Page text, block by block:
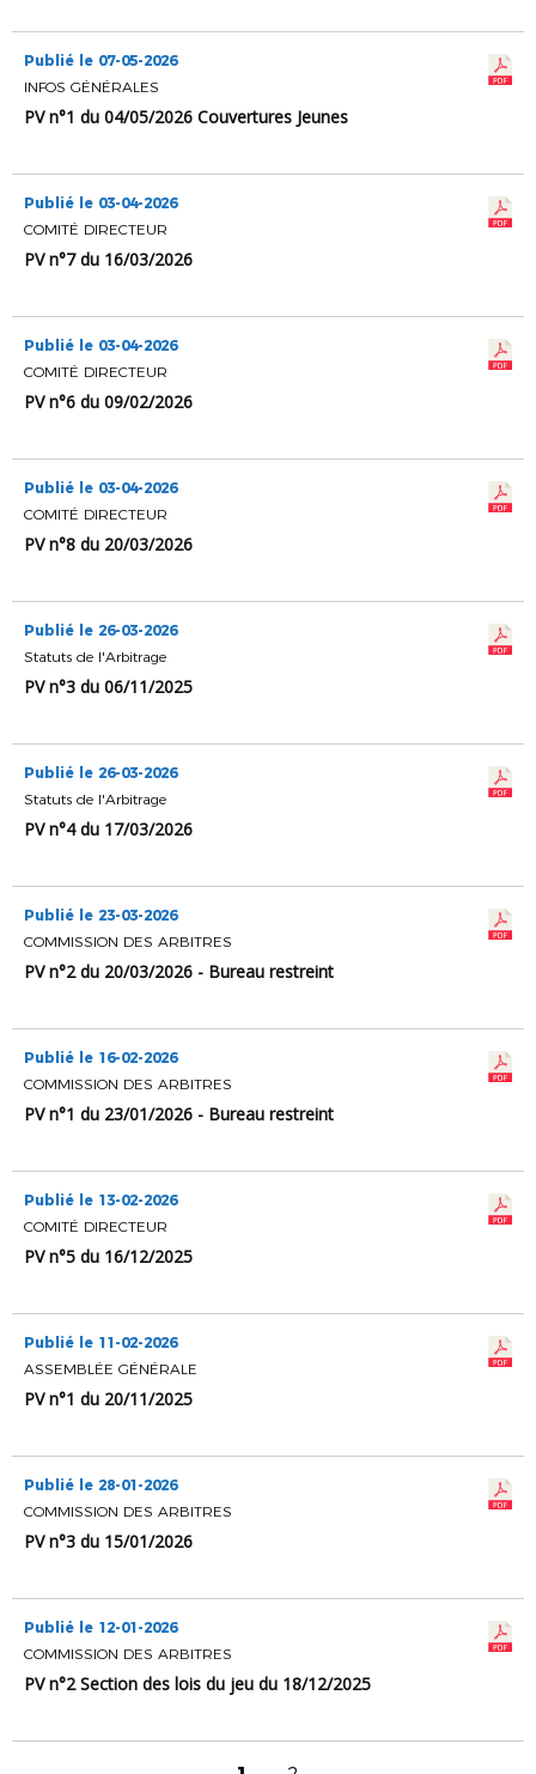
Publié le 07-05-2026
INFOS GÉNÉRALES
PV n°1 du 04/05/2026 Couvertures Jeunes
Publié le 03-04-2026
COMITÉ DIRECTEUR
PV n°7 du 16/03/2026
Publié le 03-04-2026
COMITÉ DIRECTEUR
PV n°6 du 09/02/2026
Publié le 03-04-2026
COMITÉ DIRECTEUR
PV n°8 du 20/03/2026
Publié le 26-03-2026
Statuts de l'Arbitrage
PV n°3 du 06/11/2025
Publié le 26-03-2026
Statuts de l'Arbitrage
PV n°4 du 17/03/2026
Publié le 23-03-2026
COMMISSION DES ARBITRES
PV n°2 du 20/03/2026 - Bureau restreint
Publié le 16-02-2026
COMMISSION DES ARBITRES
PV n°1 du 23/01/2026 - Bureau restreint
Publié le 13-02-2026
COMITÉ DIRECTEUR
PV n°5 du 16/12/2025
Publié le 11-02-2026
ASSEMBLÉE GÉNÉRALE
PV n°1 du 20/11/2025
Publié le 28-01-2026
COMMISSION DES ARBITRES
PV n°3 du 15/01/2026
Publié le 12-01-2026
COMMISSION DES ARBITRES
PV n°2 Section des lois du jeu du 18/12/2025